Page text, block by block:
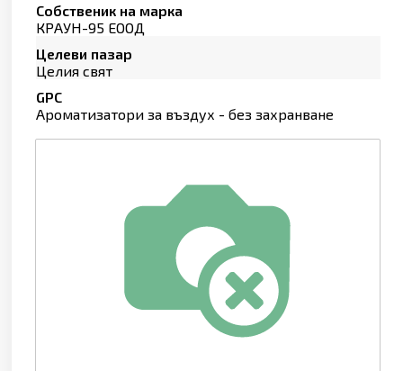
Собственик на марка
КРАУН-95 ЕООД
Целеви пазар
Целия свят
GPC
Ароматизатори за въздух - без захранване